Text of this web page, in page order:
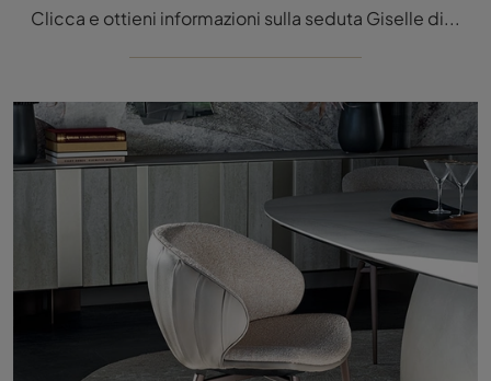
Clicca e ottieni informazioni sulla seduta Giselle di Cattelan Italia in tessuto: le più esclusive Sedie fisse moderne ti aspettano.